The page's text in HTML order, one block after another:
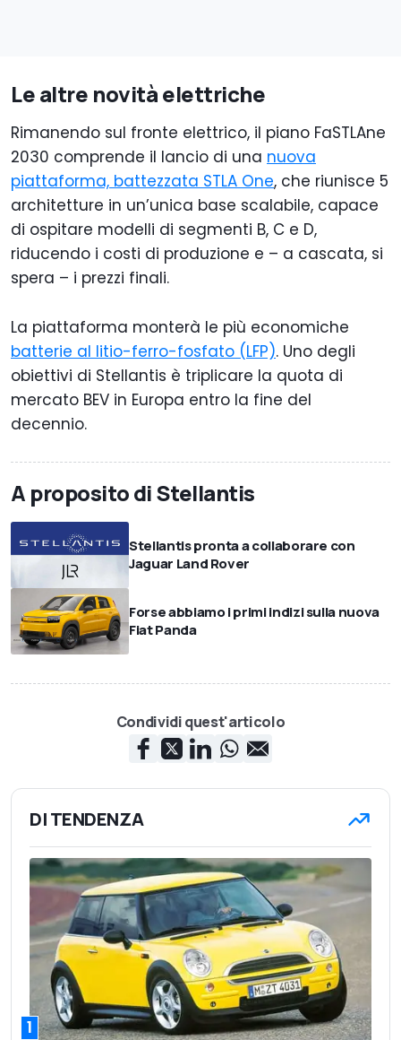
Le altre novità elettriche
Rimanendo sul fronte elettrico, il piano FaSTLAne
2030 comprende il lancio di una nuova
piattaforma, battezzata STLA One, che riunisce 5
architetture in un’unica base scalabile, capace
di ospitare modelli di segmenti B, C e D,
riducendo i costi di produzione e – a cascata, si
spera – i prezzi finali.
La piattaforma monterà le più economiche
batterie al litio-ferro-fosfato (LFP). Uno degli
obiettivi di Stellantis è triplicare la quota di
mercato BEV in Europa entro la fine del
decennio.
A proposito di Stellantis
Stellantis pronta a collaborare con
Jaguar Land Rover
Forse abbiamo i primi indizi sulla nuova
Fiat Panda
Condividi quest'articolo
DI TENDENZA
1